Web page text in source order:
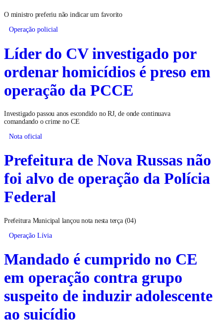
O ministro preferiu não indicar um favorito
Operação policial
Líder do CV investigado por
ordenar homicídios é preso em
operação da PCCE
Investigado passou anos escondido no RJ, de onde continuava
comandando o crime no CE
Nota oficial
Prefeitura de Nova Russas não
foi alvo de operação da Polícia
Federal
Prefeitura Municipal lançou nota nesta terça (04)
Operação Lívia
Mandado é cumprido no CE
em operação contra grupo
suspeito de induzir adolescente
ao suicídio